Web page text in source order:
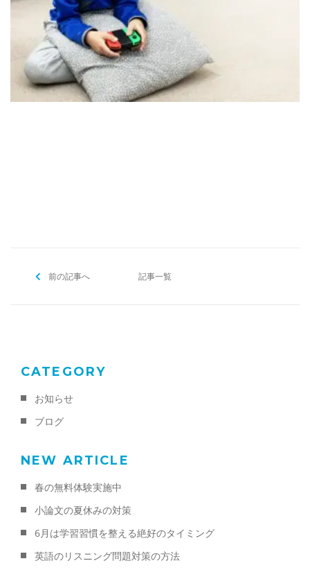
前の記事へ 記事一覧
CATEGORY
お知らせ
ブログ
NEW ARTICLE
春の無料体験実施中
小論文の夏休みの対策
6月は学習習慣を整える絶好のタイミング
英語のリスニング問題対策の方法